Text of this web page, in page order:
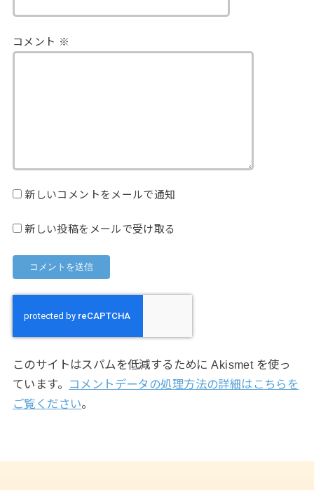
コメント ※
新しいコメントをメールで通知
新しい投稿をメールで受け取る
このサイトはスパムを低減するために Akismet を使っ
ています。
コメントデータの処理方法の詳細はこちらを
ご覧ください。